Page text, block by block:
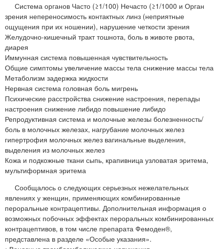
Система органов Часто (≥1/100) Нечасто (≥1/1000 и Орган
зрения непереносимость контактных линз (неприятные
ощущения при их ношении), нарушение четкости зрения
Желудочно-кишечный тракт тошнота, боль в животе рвота,
диарея
Иммунная система повышенная чувствительность
Общие симптомы увеличение массы тела снижение массы тела
Метаболизм задержка жидкости
Нервная система головная боль мигрень
Психические расстройства снижение настроения, перепады
настроения снижение либидо повышение либидо
Репродуктивная система и молочные железы болезненность/
боль в молочных железах, нагрубание молочных желез
гипертрофия молочных желез вагинальные выделения,
выделения из молочных желез
Кожа и подкожные ткани сыпь, крапивница узловатая эритема,
мультиформная эритема
Сообщалось о следующих серьезных нежелательных
явлениях у женщин, применяющих комбинированные
пероральные контрацептивы. Дополнительная информация о
возможных побочных эффектах пероральных комбинированных
контрацептивов, в том числе препарата Фемоден®,
представлена в разделе «Особые указания».